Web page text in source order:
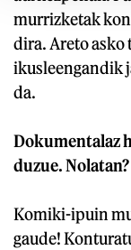
murrizketak
dira. Areto asko
ikusleengandik
da.
Dokumentalaz
duzue. Nolatan?
Komiki-ipuin
gaude!